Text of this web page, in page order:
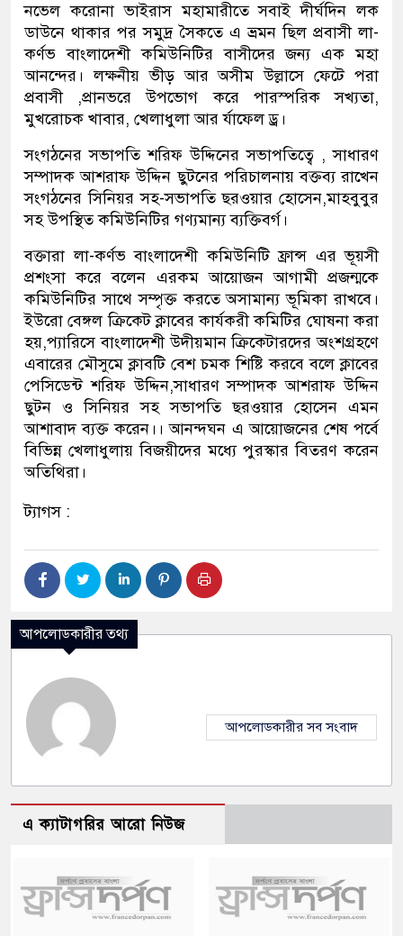
নভেল করোনা ভাইরাস মহামারীতে সবাই দীর্ঘদিন লক
ডাউনে থাকার পর সমুদ্র সৈকতে এ ভ্রমন ছিল প্রবাসী লা-
কর্ণভ বাংলাদেশী কমিউনিটির বাসীদের জন্য এক মহা
আনন্দের। লক্ষনীয় ভীড় আর অসীম উল্লাসে ফেটে পরা
প্রবাসী ,প্রানভরে উপভোগ করে পারস্পরিক সখ্যতা,
মুখরোচক খাবার, খেলাধুলা আর র্যাফেল ড্র।
সংগঠনের সভাপতি শরিফ উদ্দিনের সভাপতিত্বে , সাধারণ
সম্পাদক আশরাফ উদ্দিন ছুটনের পরিচালনায় বক্তব্য রাখেন
সংগঠনের সিনিয়র সহ-সভাপতি ছরওয়ার হোসেন,মাহবুবুর
সহ উপস্থিত কমিউনিটির গণ্যমান্য ব্যক্তিবর্গ।
বক্তারা লা-কর্ণভ বাংলাদেশী কমিউনিটি ফ্রান্স এর ভূয়সী
প্রশংসা করে বলেন এরকম আয়োজন আগামী প্রজন্মকে
কমিউনিটির সাথে সম্পৃক্ত করতে অসামান্য ভূমিকা রাখবে।
ইউরো বেঙ্গল ক্রিকেট ক্লাবের কার্যকরী কমিটির ঘোষনা করা
হয়,প্যারিসে বাংলাদেশী উদীয়মান ক্রিকেটারদের অংশগ্রহণে
এবারের মৌসুমে ক্লাবটি বেশ চমক শিষ্টি করবে বলে ক্লাবের
পেসিডেন্ট শরিফ উদ্দিন,সাধারণ সম্পাদক আশরাফ উদ্দিন
ছুটন ও সিনিয়র সহ সভাপতি ছরওয়ার হোসেন এমন
আশাবাদ ব্যক্ত করেন।। আনন্দঘন এ আয়োজনের শেষ পর্বে
বিভিন্ন খেলাধুলায় বিজয়ীদের মধ্যে পুরস্কার বিতরণ করেন
অতিথিরা।
ট্যাগস :
আপলোডকারীর তথ্য
আপলোডকারীর সব সংবাদ
এ ক্যাটাগরির আরো নিউজ